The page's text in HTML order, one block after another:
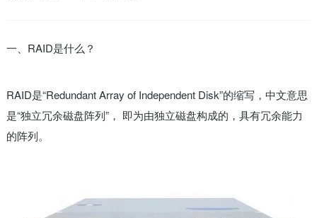
一、RAID是什么？
RAID是“Redundant Array of Independent Disk”的缩写，中文意思
是“独立冗余磁盘阵列”， 即为由独立磁盘构成的，具有冗余能力
的阵列。